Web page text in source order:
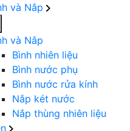
và Nắp
và Nắp
Bình nhiên liệu
Bình nước phụ
Bình nước rửa kính
Nắp két nước
Nắp thùng nhiên liệu